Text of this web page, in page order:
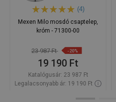
(4)
Mexen Milo mosdó csaptelep,
króm - 71300-00
23 987 Ft -20%
19 190 Ft
Katalógusár: 23 987 Ft
Legalacsonyabb ár: 19 190 Ft